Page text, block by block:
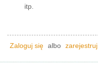
itp.
Zaloguj się albo zarejestruj